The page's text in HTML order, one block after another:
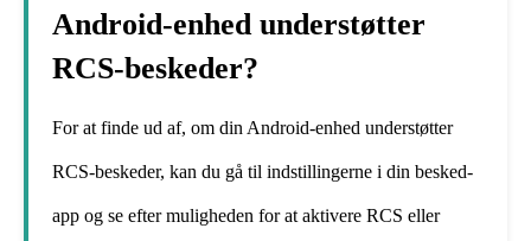
Android-enhed understøtter
RCS-beskeder?
For at finde ud af, om din Android-enhed understøtter
RCS-beskeder, kan du gå til indstillingerne i din besked-
app og se efter muligheden for at aktivere RCS eller